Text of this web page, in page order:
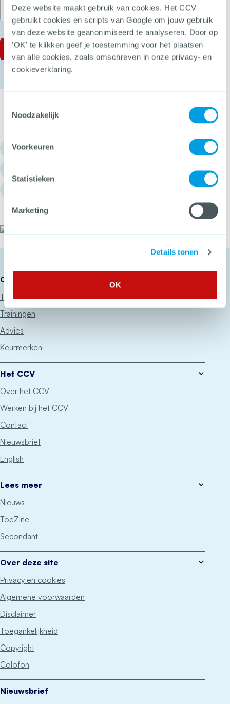
Deze website maakt gebruik van cookies. Het CCV
gebruikt cookies en scripts van Google om jouw gebruik
van deze website geanonimiseerd te analyseren. Door op
'OK' te klikken geef je toestemming voor het plaatsen
van alle cookies, zoals omschreven in onze privacy- en
cookieverklaring.
Noodzakelijk
Voorkeuren
Statistieken
Marketing
Details tonen
OK
030 - 751 6700
Het CCV
Onze diensten
Thema’s
Trainingen
Advies
Keurmerken
Het CCV
Over het CCV
Werken bij het CCV
Contact
Nieuwsbrief
English
Lees meer
Nieuws
ToeZine
Secondant
Over deze site
Privacy en cookies
Algemene voorwaarden
Disclaimer
Toegankelijkheid
Copyright
Colofon
Nieuwsbrief